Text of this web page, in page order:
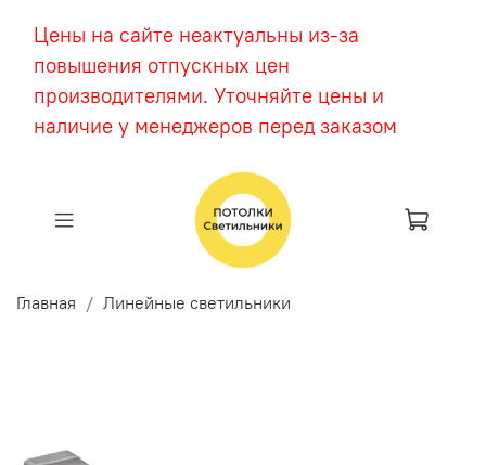
Цены на сайте неактуальны из-за
повышения отпускных цен
производителями. Уточняйте цены и
наличие у менеджеров перед заказом
Главная Линейные светильники